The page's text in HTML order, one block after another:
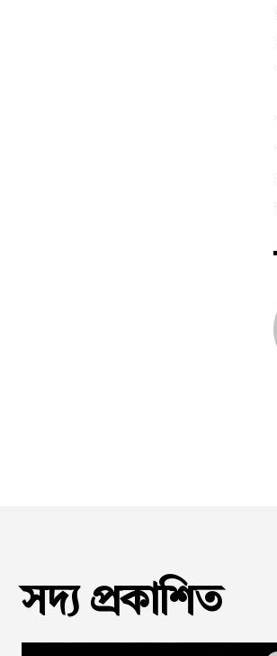
সদ্য প্রকাশিত